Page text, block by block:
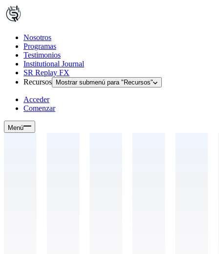
Nosotros
Programas
Testimonios
Institutional Journal
SR Replay FX
Recursos
Mostrar submenú para " Recursos"
Acceder
Comenzar
Menú